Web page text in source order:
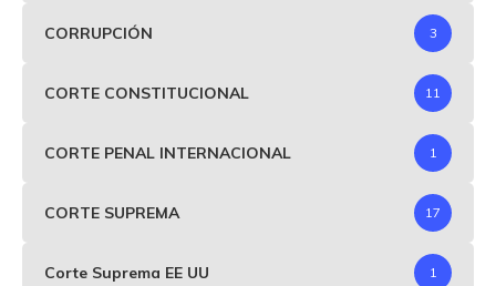
CORRUPCIÓN 3
CORTE CONSTITUCIONAL 11
CORTE PENAL INTERNACIONAL 1
CORTE SUPREMA 17
Corte Suprema EE UU 1